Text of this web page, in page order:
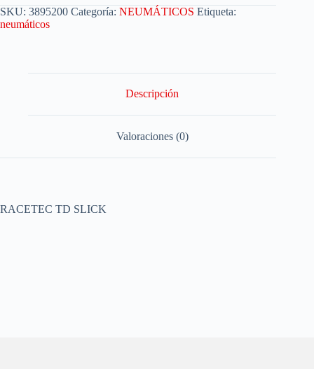
SKU: 3895200 Categoría: NEUMÁTICOS Etiqueta:
neumáticos
Descripción
Valoraciones (0)
RACETEC TD SLICK